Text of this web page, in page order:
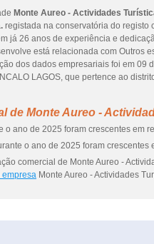
Monte Aureo - Actividades
registada na conservatória do registo
já 26 anos de experiência e
está relacionada com Outros
dos dados empresariais foi em 09
LAGOS, que pertence ao
de Monte Aureo -
o ano de 2025 foram crescentes em
o ano de 2025 foram crescentes
comercial de Monte Aureo -
empresa Monte Aureo - Actividades